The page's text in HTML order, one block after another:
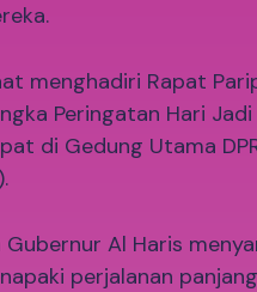
menghadiri Rapat
Peringatan Hari
di Gedung Utama
Al Haris
perjalanan